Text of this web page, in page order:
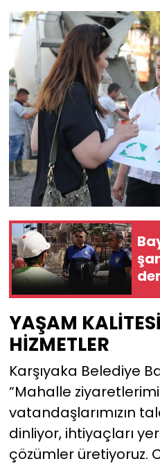
süre
YAŞAM
HİZMETLER
Karşıyaka Belediye
“Mahalle
vatandaşlarımızın
dinliyor, ihtiyaçları
çözümler üretiyoruz.